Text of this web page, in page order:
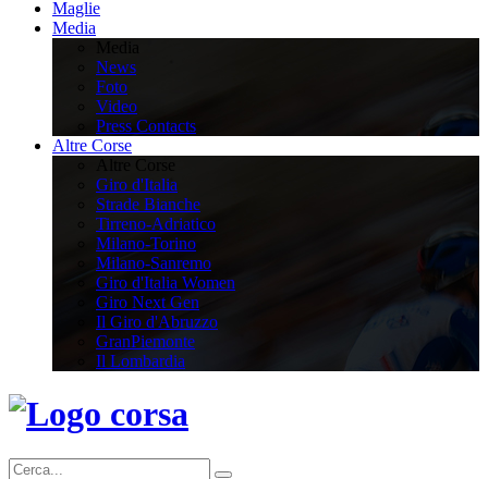
Maglie
Media
News
Foto
Video
Press Contacts
Altre Corse
Giro d'Italia
Strade Bianche
Tirreno-Adriatico
Milano-Torino
Milano-Sanremo
Giro d'Italia Women
Giro Next Gen
Il Giro d'Abruzzo
GranPiemonte
Il Lombardia